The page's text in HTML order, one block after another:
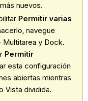
nuevos.
Permitir varias
navegue
Multitarea y Dock.
Permitir
esta configuración
abiertas mientras
Vista dividida.